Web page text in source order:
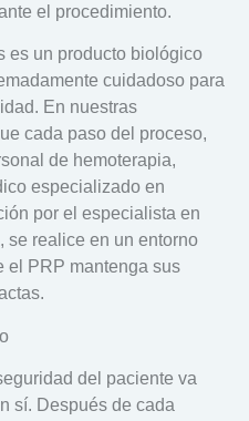
el procedimiento.
es un producto biológico
cuidadoso para
En nuestras
cada paso del proceso,
de hemoterapia,
especializado en
por el especialista en
se realice en un entorno
el PRP mantenga sus
del paciente va
sí. Después de cada